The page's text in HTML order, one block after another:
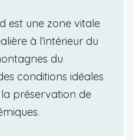
est une zone vitale
à l’intérieur du
du
conditions idéales
préservation de